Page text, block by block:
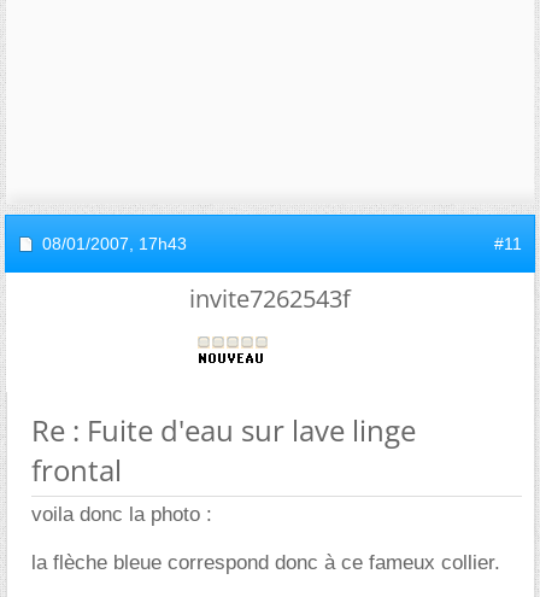
08/01/2007, 17h43 #11
invite7262543f
Re : Fuite d'eau sur lave linge
frontal
voila donc la photo :
la flèche bleue correspond donc à ce fameux collier.